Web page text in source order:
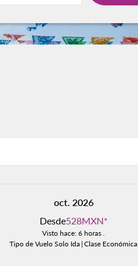
oct. 2026
Desde528MXN*
Visto hace: 6 horas .
Tipo de Vuelo Solo Ida | Clase Económica